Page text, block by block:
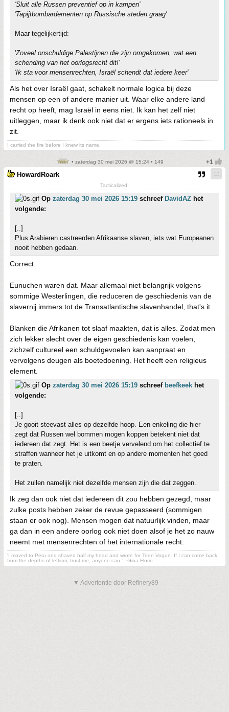
'Sluit alle Russen preventief op in kampen'
'Tapijtbombardementen op Russische steden graag'
Maar tegelijkertijd:
'Zoveel onschuldige Palestijnen die zijn omgekomen, wat een
schending van het oorlogsrecht dit!'
'Ik sta voor mensenrechten, Israël schendt dat iedere keer'
Als het over Israël gaat, schakelt normale logica bij deze
mensen op een of andere manier uit. Waar elke andere land
recht op heeft, mag Israël in eens niet. Ik kan het zelf niet
uitleggen, maar ik denk ook niet dat er ergens iets rationeels in
zit.
I carried the fire before I knew its name.
• zaterdag 30 mei 2026 @ 15:24 • 149
HowardRoark
Tacticalized!
Op zaterdag 30 mei 2026 15:19 schreef DavidAZ het
volgende:
[..]
Plus Arabieren castreerden Afrikaanse slaven, iets wat Europeanen
nooit hebben gedaan.
Correct.
Eunuchen waren dat. Maar allemaal niet belangrijk volgens
sommige Westerlingen, die reduceren de geschiedenis van de
slavernij immers tot de Transatlantische slavenhandel, that's it.
Blanken die Afrikanen tot slaaf maakten, dat is alles. Zodat men
zich lekker slecht over de eigen geschiedenis kan voelen,
zichzelf cultureel een schuldgevoelen kan aanpraat en
vervolgens deugen als boetedoening. Het heeft een religieus
element.
Op zaterdag 30 mei 2026 15:19 schreef beefkeek het
volgende:
[..]
Je gooit steevast alles op dezelfde hoop. Een enkeling die hier
zegt dat Russen wel bommen mogen koppen betekent niet dat
iedereen dat zegt. Het is een beetje vervelend om het collectief te
straffen wanneer het je uitkomt en op andere momenten het goed
te praten.
Het zullen namelijk niet dezelfde mensen zijn die dat zeggen.
Ik zeg dan ook niet dat iedereen dit zou hebben gezegd, maar
zulke posts hebben zeker de revue gepasseerd (sommigen
staan er ook nog). Mensen mogen dat natuurlijk vinden, maar
ga dan in een andere oorlog ook niet doen alsof je het zo nauw
neemt met mensenrechten of het internationale recht.
'I moved to Peru and shaved half my head and wrote for Teen Vogue. If I can come back
from the depths of leftism, trust me, anyone can.' - Gina Florio
▼ Advertentie door Refinery89